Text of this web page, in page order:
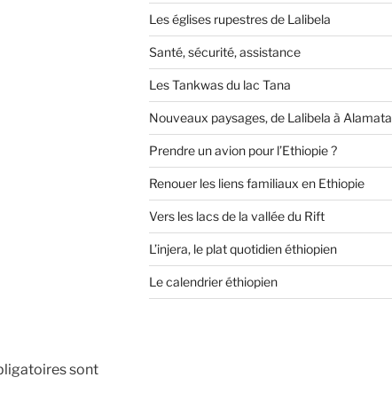
sont
Les églises rupestres de Lalibela
Santé, sécurité, assistance
Les Tankwas du lac Tana
Nouveaux paysages, de Lalibela à Alamata
Prendre un avion pour l’Ethiopie ?
Renouer les liens familiaux en Ethiopie
Vers les lacs de la vallée du Rift
L’injera, le plat quotidien éthiopien
Le calendrier éthiopien